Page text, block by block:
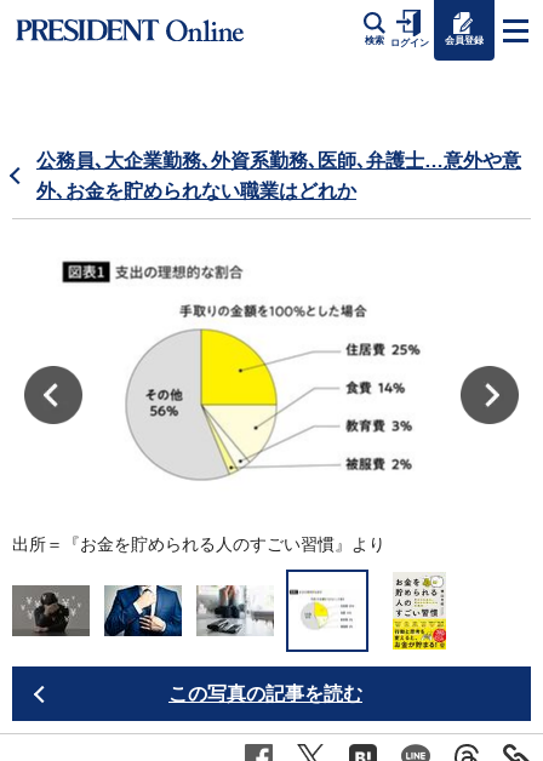
検索 ログイン 会員登録
公務員､大企業勤務､外資系勤務､医師､弁護士…意外や意
外､お金を貯められない職業はどれか
出所＝『お金を貯められる人のすごい習慣』より
この写真の記事を読む